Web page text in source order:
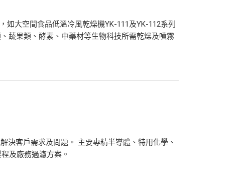
如大空間食品低溫冷風乾燥機YK-111及YK-112系列
蔬果類、酵素、中藥材等生物科技所需乾燥及噴霧
決客戶需求及問題。 主要專精半導體、特用化學、
及廠務過濾方案。